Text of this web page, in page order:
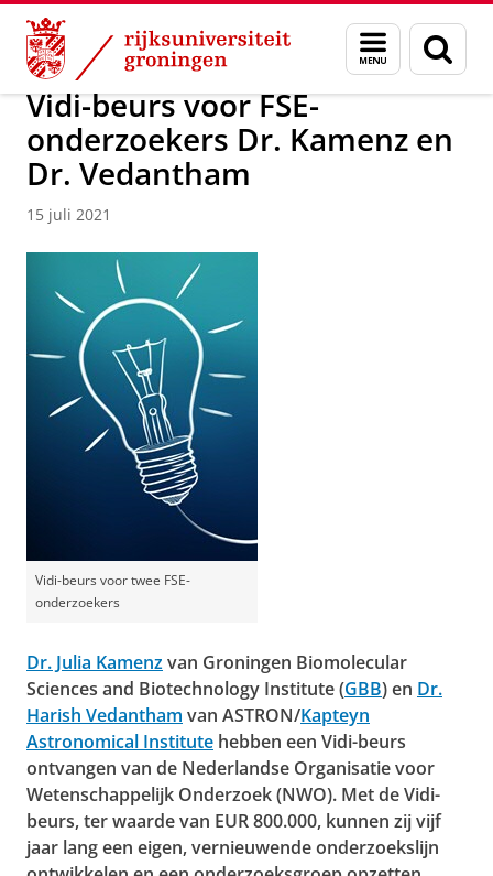
Skip
Content
Skip
Navigation
Menu
en
zoeken
Over ons Faculty of Science and Engineering Nieuws
Vidi-beurs voor FSE-
onderzoekers Dr. Kamenz en
Dr. Vedantham
15 juli 2021
Vidi-beurs voor twee FSE-
onderzoekers
Dr. Julia Kamenzvan Groningen Biomolecular
Sciences and Biotechnology Institute (GBB) en Dr.
Harish Vedantham van ASTRON/Kapteyn
Astronomical Institute hebben een Vidi-beurs
ontvangen van de Nederlandse Organisatie voor
Wetenschappelijk Onderzoek (NWO). Met de Vidi-
beurs, ter waarde van EUR 800.000, kunnen zij vijf
jaar lang een eigen, vernieuwende onderzoekslijn